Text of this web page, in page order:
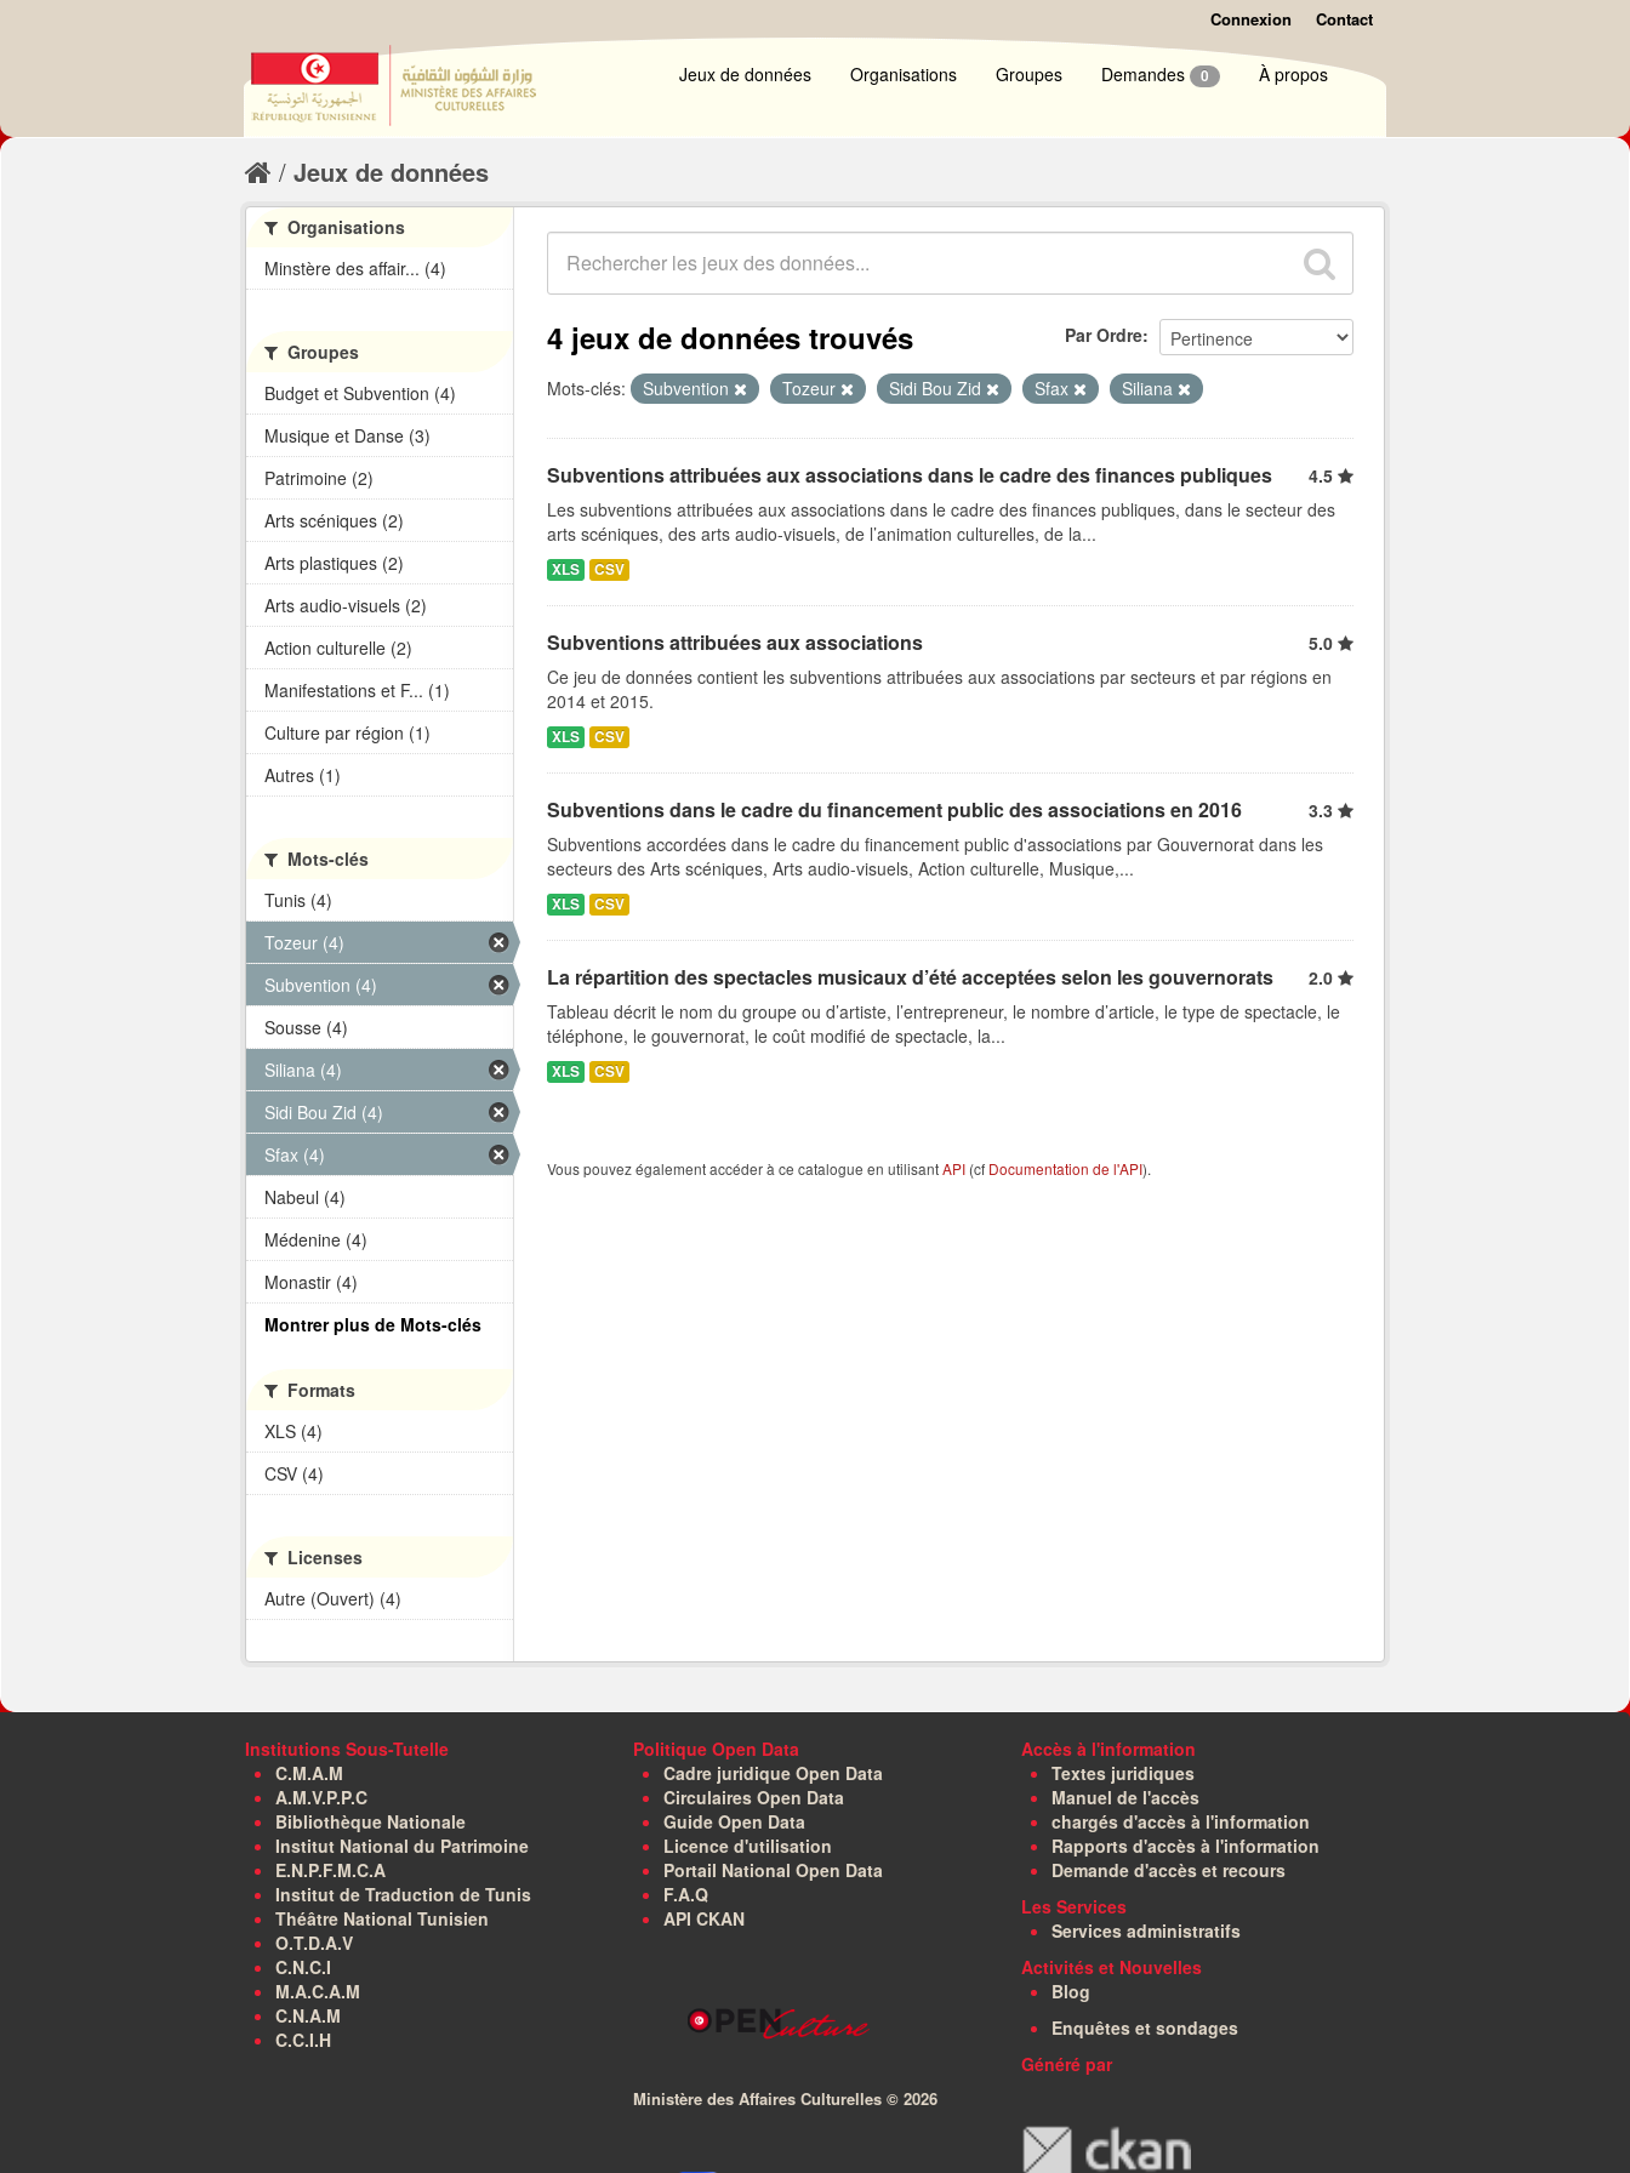
Connexion Contact
Jeux de données Organisations Groupes Demandes 0 À propos
Jeux de données
Par Ordre
4 jeux de données trouvés
Mots-clés: Subvention Tozeur Sidi Bou Zid Sfax Siliana
Subventions attribuées aux associations dans le cadre des finances publiques
4.5
Les subventions attribuées aux associations dans le cadre des finances publiques, dans le secteur des
arts scéniques, des arts audio-visuels, de l’animation culturelles, de la...
XLS CSV
Subventions attribuées aux associations
5.0
Ce jeu de données contient les subventions attribuées aux associations par secteurs et par régions en
2014 et 2015.
XLS CSV
Subventions dans le cadre du financement public des associations en 2016
3.3
Subventions accordées dans le cadre du financement public d'associations par Gouvernorat dans les
secteurs des Arts scéniques, Arts audio-visuels, Action culturelle, Musique,...
XLS CSV
La répartition des spectacles musicaux d’été acceptées selon les gouvernorats
2.0
Tableau décrit le nom du groupe ou d’artiste, l’entrepreneur, le nombre d’article, le type de spectacle, le
téléphone, le gouvernorat, le coût modifié de spectacle, la...
XLS CSV
Vous pouvez également accéder à ce catalogue en utilisantAPI (cf Documentation de l'API).
Organisations
Minstère des affair... (4)
Groupes
Budget et Subvention (4)
Musique et Danse (3)
Patrimoine (2)
Arts scéniques (2)
Arts plastiques (2)
Arts audio-visuels (2)
Action culturelle (2)
Manifestations et F... (1)
Culture par région (1)
Autres (1)
Mots-clés
Tunis (4)
Tozeur (4)
Subvention (4)
Sousse (4)
Siliana (4)
Sidi Bou Zid (4)
Sfax (4)
Nabeul (4)
Médenine (4)
Monastir (4)
Montrer plus de Mots-clés
Formats
XLS (4)
CSV (4)
Licenses
Autre (Ouvert) (4)
Institutions Sous-Tutelle
C.M.A.M
A.M.V.P.P.C
Bibliothèque Nationale
Institut National du Patrimoine
E.N.P.F.M.C.A
Institut de Traduction de Tunis
Théâtre National Tunisien
O.T.D.A.V
C.N.C.I
M.A.C.A.M
C.N.A.M
C.C.I.H
Politique Open Data
Cadre juridique Open Data
Circulaires Open Data
Guide Open Data
Licence d'utilisation
Portail National Open Data
F.A.Q
API CKAN
Ministère des Affaires Culturelles © 2026
Accès à l'information
Textes juridiques
Manuel de l'accès
chargés d'accès à l'information
Rapports d'accès à l'information
Demande d'accès et recours
Les Services
Services administratifs
Activités et Nouvelles
Blog
Enquêtes et sondages
Généré par